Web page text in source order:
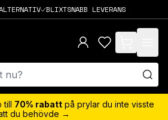
BLIXTSNABB LEVERANS
items in cart,
till 70% rabatt på prylar du inte visste
du behövde →